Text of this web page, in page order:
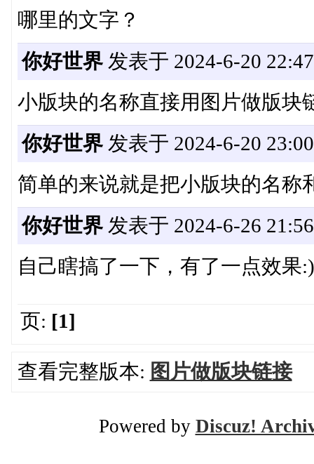
哪里的文字？
你好世界发表于 2024-6-20 22:47
小版块的名称直接用图片做版块
你好世界发表于 2024-6-20 23:00
简单的来说就是把小版块的名称
你好世界发表于 2024-6-26 21:56
自己瞎搞了一下，有了一点效果:)
页: [1]
查看完整版本: 图片做版块链接
Powered by Discuz!